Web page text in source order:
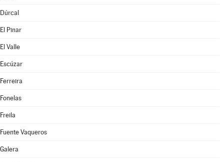
Dúrcal
El Pinar
El Valle
Escúzar
Ferreira
Fonelas
Freila
Fuente Vaqueros
Galera